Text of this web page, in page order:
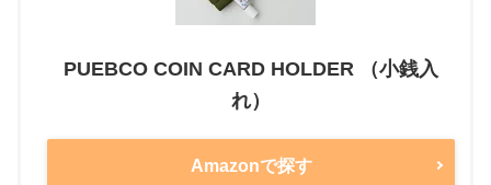
PUEBCO COIN CARD HOLDER （小銭入
れ）
Amazonで探す